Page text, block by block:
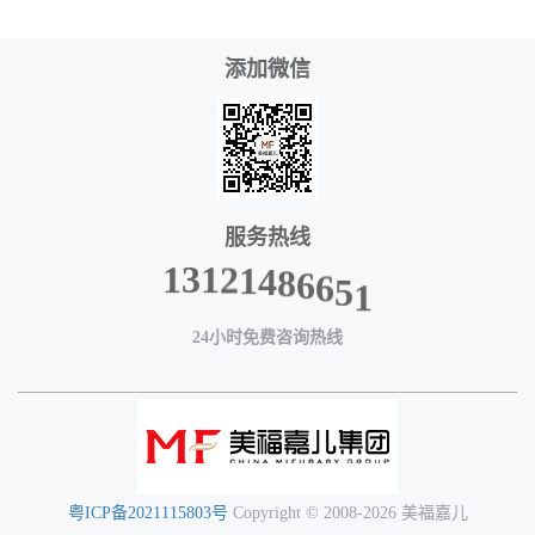
添加微信
服务热线
13121486651
24小时免费咨询热线
粤ICP备2021115803号 Copyright © 2008-2026 美福嘉儿